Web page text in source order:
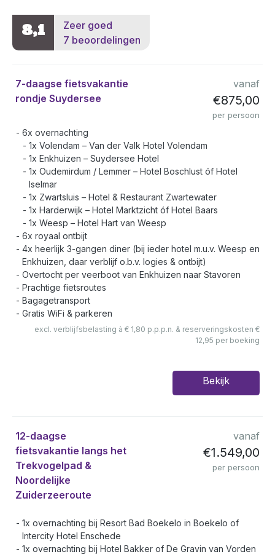
8,1
Zeer goed
7 beoordelingen
7-daagse fietsvakantie
rondje Suydersee
vanaf
€875,00
per persoon
6x overnachting
1x Volendam – Van der Valk Hotel Volendam
1x Enkhuizen – Suydersee Hotel
1x Oudemirdum / Lemmer – Hotel Boschlust óf Hotel
Iselmar
1x Zwartsluis – Hotel & Restaurant Zwartewater
1x Harderwijk – Hotel Marktzicht óf Hotel Baars
1x Weesp – Hotel Hart van Weesp
6x royaal ontbijt
4x heerlijk 3-gangen diner (bij ieder hotel m.u.v. Weesp en
Enkhuizen, daar verblijf o.b.v. logies & ontbijt)
Overtocht per veerboot van Enkhuizen naar Stavoren
Prachtige fietsroutes
Bagagetransport
Gratis WiFi & parkeren
excl. verblijfsbelasting à € 1,80 p.p.p.n. & reserveringskosten €
12,95 per boeking
Bekijk
12-daagse
fietsvakantie langs het
Trekvogelpad &
Noordelijke
Zuiderzeeroute
vanaf
€1.549,00
per persoon
1x overnachting bij Resort Bad Boekelo in Boekelo of
Intercity Hotel Enschede
1x overnachting bij Hotel Bakker of De Gravin van Vorden